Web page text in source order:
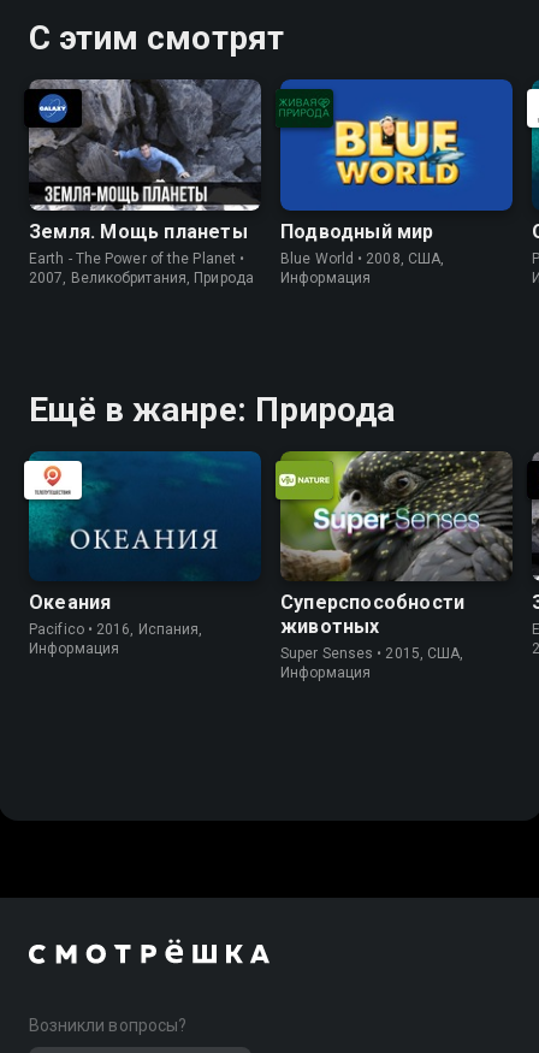
С этим смотрят
Земля. Мощь планеты
Earth - The Power of the Planet •
2007, Великобритания, Природа
Подводный мир
Blue World • 2008, США,
Информация
Ещё в жанре: Природа
Океания
Pacifico • 2016, Испания,
Информация
Суперспособности
животных
Super Senses • 2015, США,
Информация
Возникли вопросы?